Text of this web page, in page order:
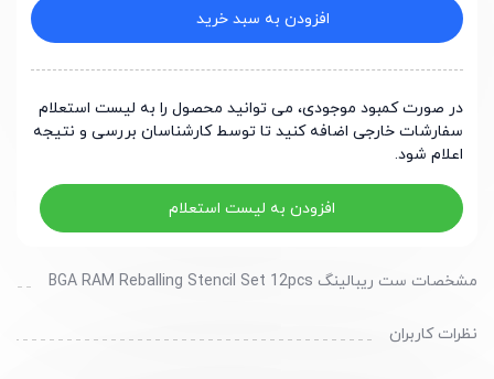
افزودن به سبد خرید
در صورت کمبود موجودی، می توانید محصول را به لیست استعلام
سفارشات خارجی اضافه کنید تا توسط کارشناسان بررسی و نتیجه
اعلام شود.
افزودن به لیست استعلام
مشخصات ست ریبالینگ BGA RAM Reballing Stencil Set 12pcs
نظرات کاربران